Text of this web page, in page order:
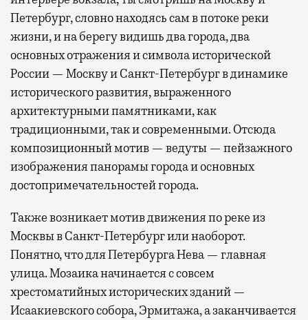
Петербург, словно находясь сам в потоке реки
жизни, и на берегу видишь два города, два
основных отражения и символа исторической
России — Москву и Санкт-Петербург в динамике
исторического развития, выраженного
архитектурными памятниками, как
традиционными, так и современными. Отсюда
композиционный мотив — ведуты — пейзажного
изображения панорамы города и основных
достопримечательностей города.
Также возникает мотив движения по реке из
Москвы в Санкт-Петербург или наоборот.
Понятно, что для Петербурга Нева — главная
улица. Мозаика начинается с совсем
хрестоматийных исторических зданий —
Исаакиевского собора, Эрмитажа, а заканчивается